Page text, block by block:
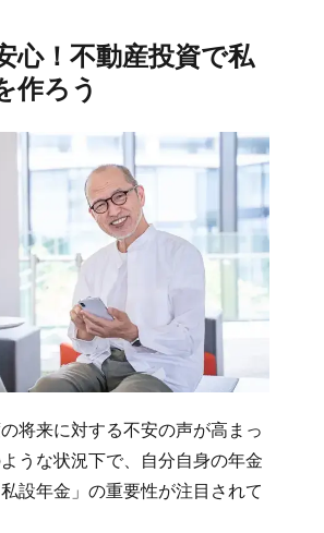
心！不動産投資で私
作ろう
将来に対する不安の声が高まっ
うな状況下で、自分自身の年金
設年金」の重要性が注目されて